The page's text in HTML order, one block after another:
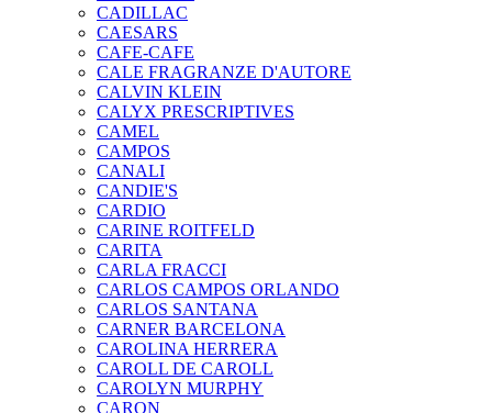
CADILLAC
CAESARS
CAFE-CAFE
CALE FRAGRANZE D'AUTORE
CALVIN KLEIN
CALYX PRESCRIPTIVES
CAMEL
CAMPOS
CANALI
CANDIE'S
CARDIO
CARINE ROITFELD
CARITA
CARLA FRACCI
CARLOS CAMPOS ORLANDO
CARLOS SANTANA
CARNER BARCELONA
CAROLINA HERRERA
CAROLL DE CAROLL
CAROLYN MURPHY
CARON